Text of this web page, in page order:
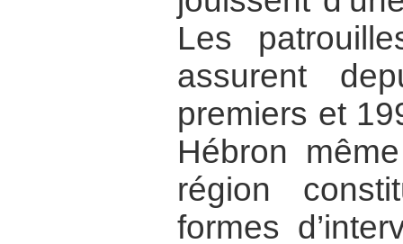
Les
assurent
premiers et
Hébron
région
formes